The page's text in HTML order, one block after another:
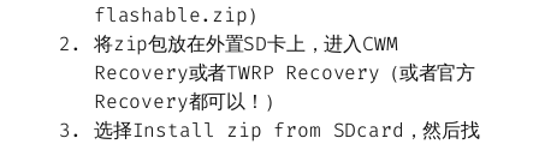
flashable.zip）
将zip包放在外置SD卡上，进入CWM
Recovery或者TWRP Recovery（或者官方
Recovery都可以！）
选择Install zip from SDcard，然后找